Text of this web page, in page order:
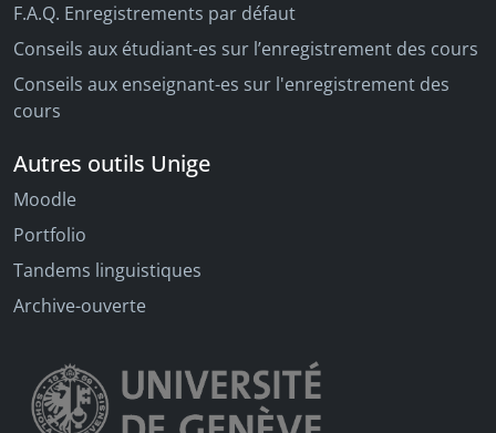
F.A.Q. Enregistrements par défaut
Conseils aux étudiant-es sur l’enregistrement des cours
Conseils aux enseignant-es sur l'enregistrement des
cours
Autres outils Unige
Moodle
Portfolio
Tandems linguistiques
Archive-ouverte